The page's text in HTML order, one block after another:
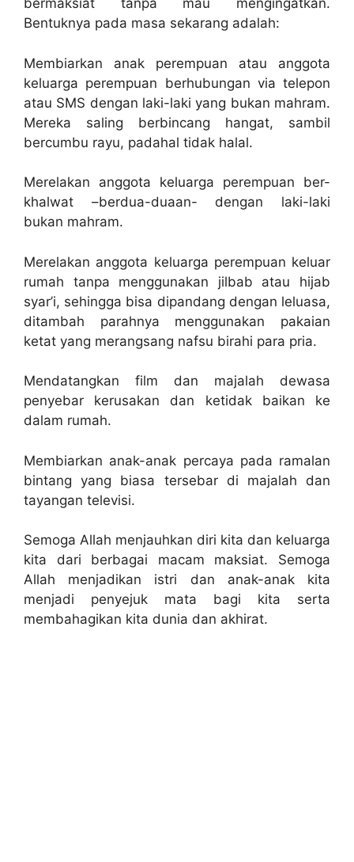
bermaksiat tanpa mau mengingatkan.
Bentuknya pada masa sekarang adalah:
Membiarkan anak perempuan atau anggota
keluarga perempuan berhubungan via telepon
atau SMS dengan laki-laki yang bukan mahram.
Mereka saling berbincang hangat, sambil
bercumbu rayu, padahal tidak halal.
Merelakan anggota keluarga perempuan ber-
khalwat –berdua-duaan- dengan laki-laki
bukan mahram.
Merelakan anggota keluarga perempuan keluar
rumah tanpa menggunakan jilbab atau hijab
syar’i, sehingga bisa dipandang dengan leluasa,
ditambah parahnya menggunakan pakaian
ketat yang merangsang nafsu birahi para pria.
Mendatangkan film dan majalah dewasa
penyebar kerusakan dan ketidak baikan ke
dalam rumah.
Membiarkan anak-anak percaya pada ramalan
bintang yang biasa tersebar di majalah dan
tayangan televisi.
Semoga Allah menjauhkan diri kita dan keluarga
kita dari berbagai macam maksiat. Semoga
Allah menjadikan istri dan anak-anak kita
menjadi penyejuk mata bagi kita serta
membahagikan kita dunia dan akhirat.